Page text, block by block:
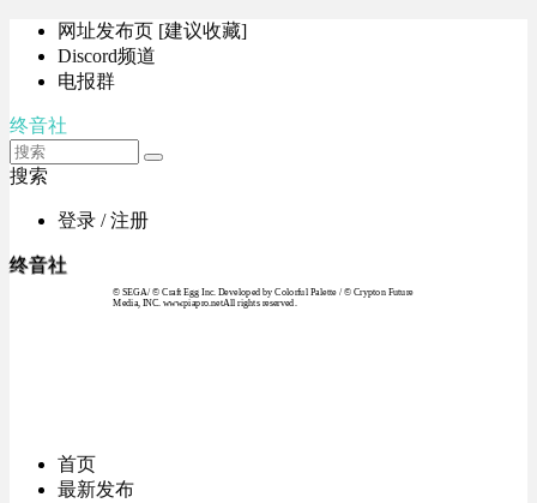
网址发布页 [建议收藏]
Discord频道
电报群
终音社
搜索
登录 / 注册
终音社
© SEGA / © Craft Egg Inc. Developed by Colorful Palette / © Crypton Future
Media, INC. www.piapro.netAll rights reserved.
首页
最新发布